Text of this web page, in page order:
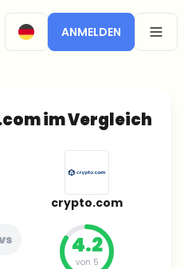
ANMELDEN
im Vergleich
crypto.com
4.2
von 5